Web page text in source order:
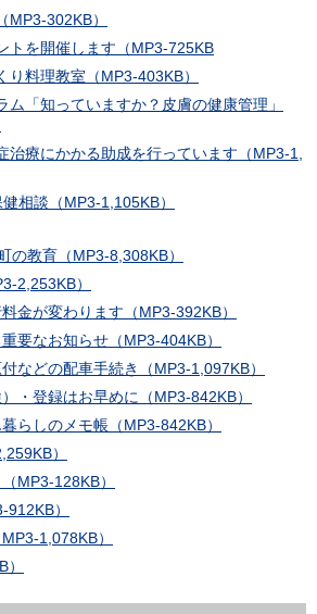
MP3-302KB）
トを開催します（MP3-725KB
り料理教室（MP3-403KB）
ム「知っていますか？皮膚の健康管理」
治療にかかる助成を行っています（MP3-1,
相談（MP3-1,105KB）
の教育（MP3-8,308KB）
2,253KB）
金が変わります（MP3-392KB）
要なお知らせ（MP3-404KB）
などの配車手続き（MP3-1,097KB）
・登録はお早めに（MP3-842KB）
らしのメモ帳（MP3-842KB）
）
MP3-128KB）
）
1,078KB）